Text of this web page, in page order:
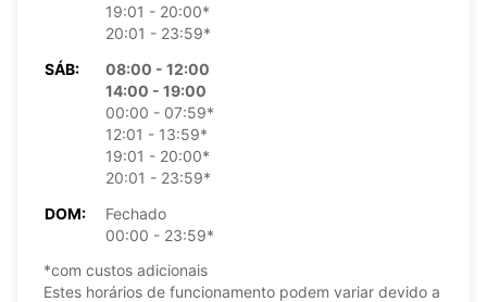
19:01 - 20:00*
20:01 - 23:59*
SÁB:
08:00 - 12:00
14:00 - 19:00
00:00 - 07:59*
12:01 - 13:59*
19:01 - 20:00*
20:01 - 23:59*
DOM:
Fechado
00:00 - 23:59*
*com custos adicionais
Estes horários de funcionamento podem variar devido a